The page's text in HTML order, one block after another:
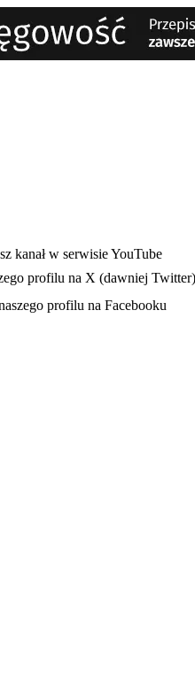
w nowej karcie
kanał w serwisie YouTube
profilu na X (dawniej Twitter)
w nowej karcieprofilu na Facebooku